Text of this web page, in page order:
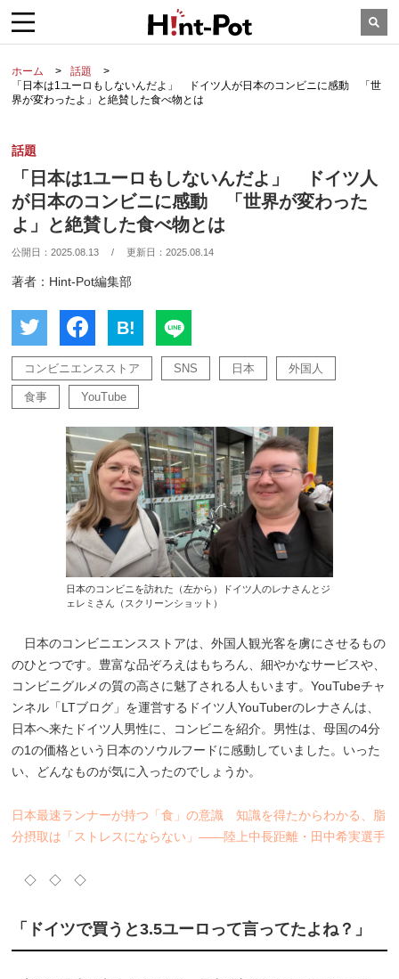
ホーム
話題
「日本は1ユーロもしないんだよ」 ドイツ人が日本のコンビニに感動 「世
界が変わったよ」と絶賛した食べ物とは
話題
「日本は1ユーロもしないんだよ」 ドイツ人
が日本のコンビニに感動 「世界が変わった
よ」と絶賛した食べ物とは
公開日：2025.08.13 / 更新日：2025.08.14
著者：Hint-Pot編集部
B!
コンビニエンスストア SNS 日本 外国人
食事 YouTube
日本のコンビニを訪れた（左から）ドイツ人のレナさんとジ
ェレミさん（スクリーンショット）
日本のコンビニエンスストアは、外国人観光客を虜にさせるもの
のひとつです。豊富な品ぞろえはもちろん、細やかなサービスや、
コンビニグルメの質の高さに魅了される人もいます。YouTubeチャ
ンネル「LTブログ」を運営するドイツ人YouTuberのレナさんは、
日本へ来たドイツ人男性に、コンビニを紹介。男性は、母国の4分
の1の価格という日本のソウルフードに感動していました。いった
い、どんなものが気に入ったのでしょうか。
日本最速ランナーが持つ「食」の意識 知識を得たからわかる、脂
分摂取は「ストレスにならない」――陸上中長距離・田中希実選手
◇ ◇ ◇
「ドイツで買うと3.5ユーロって言ってたよね？」